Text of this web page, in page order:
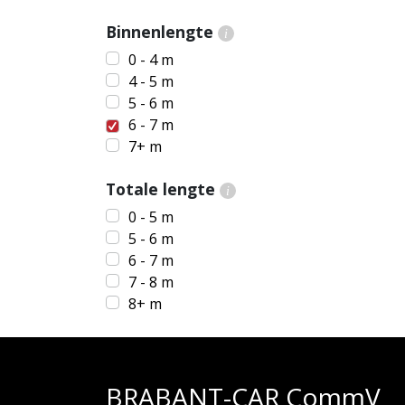
Binnenlengte i
0 - 4 m
4 - 5 m
5 - 6 m
6 - 7 m
7+ m
Totale lengte i
0 - 5 m
5 - 6 m
6 - 7 m
7 - 8 m
8+ m
BRABANT-CAR CommV